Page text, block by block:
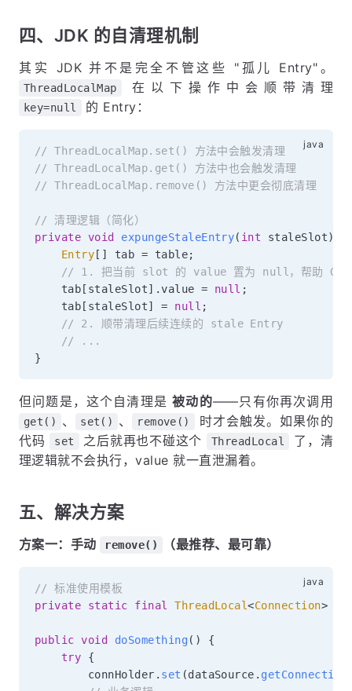
四、JDK 的自清理机制
其实 JDK 并不是完全不管这些 "孤儿 Entry"。
ThreadLocalMap 在以下操作中会顺带清理
key=null 的 Entry：
// ThreadLocalMap.set() 方法中会触发清理
// ThreadLocalMap.get() 方法中也会触发清理
// ThreadLocalMap.remove() 方法中更会彻底清理
// 清理逻辑（简化）
private void expungeStaleEntry( int staleSlot)
Entry [ ] tab = table;
// 1. 把当前 slot 的 value 置为 null，帮助 GC
    tab
[ staleSlot] .value = null ;
    tab
[ staleSlot] = null ;
// 2. 顺带清理后续连续的 stale Entry
// ...
}
但问题是，这个自清理是被动的——只有你再次调用
get() 、 set() 、 remove()
时才会触发。如果你的
代码
set 之后就再也不碰这个 ThreadLocal
了，清
理逻辑就不会执行，value 就一直泄漏着。
五、解决方案
方案一：手动 remove() （最推荐、最可靠）
// 标准使用模板
private
static final ThreadLocal<Connection>
public void doSomething ( )
{
try
{
        connHolder
. set (dataSource . getConnection